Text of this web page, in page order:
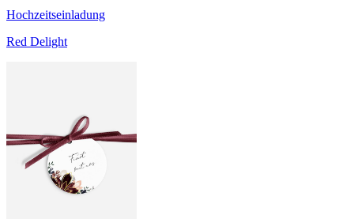
Hochzeitseinladung
Red Delight